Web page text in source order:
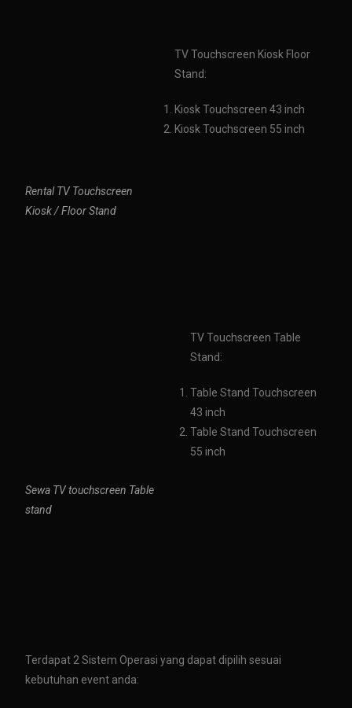
Rental TV Touchscreen
Kiosk / Floor Stand
TV Touchscreen Kiosk Floor
Stand:
Kiosk Touchscreen 43 inch
Kiosk Touchscreen 55 inch
Sewa TV touchscreen Table
stand
TV Touchscreen Table
Stand:
Table Stand Touchscreen
43 inch
Table Stand Touchscreen
55 inch
Terdapat 2 Sistem Operasi yang dapat dipilih sesuai
kebutuhan event anda: